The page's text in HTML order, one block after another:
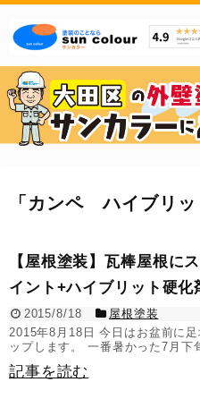
「 カンペ ハイブリッ
【屋根塗装】瓦棒屋根に
イント+ハイブリット硬化
2015/8/18
屋根塗装
2015年8月18日 今日はお盆前に
ップします。 一番暑かった7月
記事を読む